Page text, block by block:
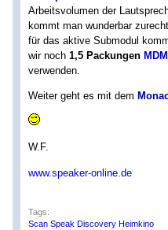
Arbeitsvolumen der
kommt man wunderbar
für das aktive Submodul
wir noch 1,5 Packungen
verwenden.
Weiter geht es mit dem
W.F.
www.speaker-online.de
Tags:
Scan Speak Discovery Heimkino